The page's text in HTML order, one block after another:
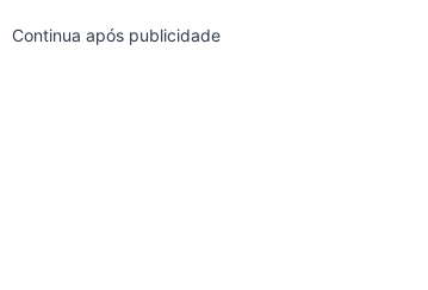
Continua após publicidade